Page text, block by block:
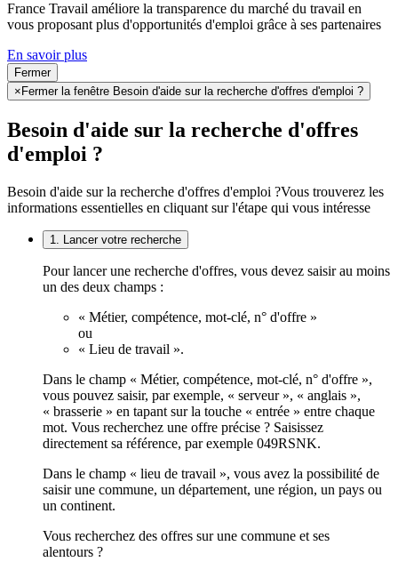
France Travail améliore la transparence du marché du travail en
vous proposant plus d'opportunités d'emploi grâce à ses partenaires
En savoir plus
Fermer
× Fermer la fenêtre Besoin d'aide sur la recherche d'offres d'emploi ?
Besoin d'aide sur la recherche d'offres
d'emploi ?
Besoin d'aide sur la recherche d'offres d'emploi ?Vous trouverez les
informations essentielles en cliquant sur l'étape qui vous intéresse
1. Lancer votre recherche
Pour lancer une recherche d'offres, vous devez saisir au moins
un des deux champs :
« Métier, compétence, mot-clé, n° d'offre »
ou
« Lieu de travail ».
Dans le champ « Métier, compétence, mot-clé, n° d'offre »,
vous pouvez saisir, par exemple, « serveur », « anglais »,
« brasserie » en tapant sur la touche « entrée » entre chaque
mot. Vous recherchez une offre précise ? Saisissez
directement sa référence, par exemple 049RSNK.
Dans le champ « lieu de travail », vous avez la possibilité de
saisir une commune, un département, une région, un pays ou
un continent.
Vous recherchez des offres sur une commune et ses
alentours ?